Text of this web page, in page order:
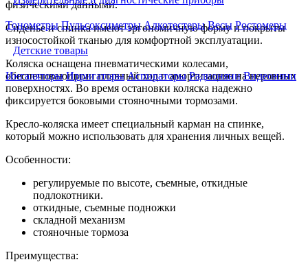
Тонометры Пульсоксиметры Алкотестеры Весы Ростомеры
Детские товары
Ингаляторы Ирригаторы Аспираторы Радионяни Видеоняни
физическими данными.
Сиденье и спинка имеют эргономичную форму и покрыты
износостойкой тканью для комфортной эксплуатации.
Коляска оснащена пневматическими колесами,
обеспечивающими плавный ход и амортизацию на неровных
поверхностях. Во время остановки коляска надежно
фиксируется боковыми стояночными тормозами.
Кресло-коляска имеет специальный карман на спинке,
который можно использовать для хранения личных вещей.
Особенности:
регулируемые по высоте, съемные, откидные
подлокотники.
откидные, съемные подножки
складной механизм
стояночные тормоза
Преимущества: